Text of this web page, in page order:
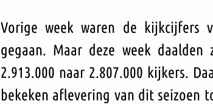
Vorige week waren de kijkcijfers
gegaan. Maar deze week
2.913.000 naar 2.807.000 kijkers.
bekeken aflevering van dit seizoen